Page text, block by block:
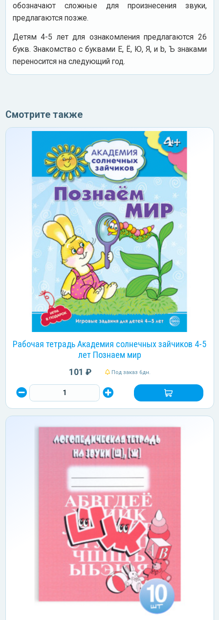
обозначают сложные для произнесения звуки,
предлагаются позже.
Детям 4-5 лет для ознакомления предлагаются 26
букв. Знакомство с буквами Е, Ё, Ю, Я, и b, Ъ знаками
переносится на следующий год.
Смотрите также
Рабочая тетрадь Академия солнечных зайчиков 4-5
лет Познаем мир
101 ₽ Под заказ 6дн.